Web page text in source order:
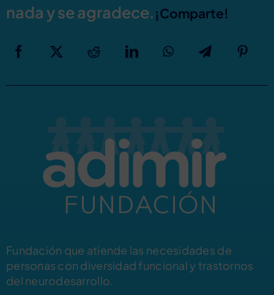
nada y se agradece.¡Comparte!
Fundación que atiende las necesidades de
personas con diversidad funcional y trastornos
del neurodesarrollo.